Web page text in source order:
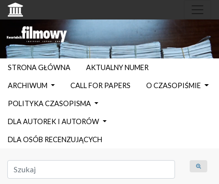
STRONA GŁÓWNA AKTUALNY NUMER
ARCHIWUM CALL FOR PAPERS O CZASOPIŚMIE
POLITYKA CZASOPISMA
DLA AUTOREK I AUTORÓW
DLA OSÓB RECENZUJĄCYCH